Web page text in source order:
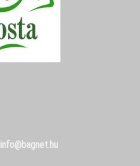
info@bagnet.hu